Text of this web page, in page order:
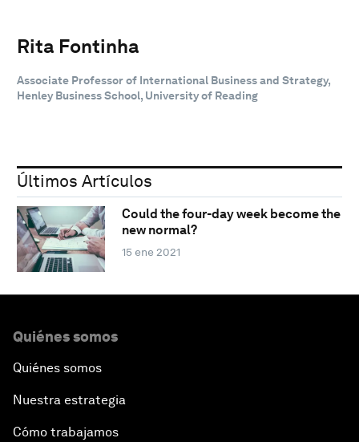
Rita Fontinha
Associate Professor of International Business and Strategy,
Henley Business School, University of Reading
Últimos Artículos
Could the four-day week become the
new normal?
15 ene 2021
Quiénes somos
Quiénes somos
Nuestra estrategia
Cómo trabajamos